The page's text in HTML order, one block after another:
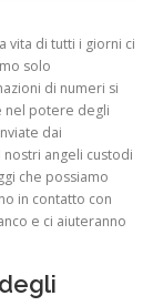
vita di tutti i giorni ci
solo
di numeri si
nel potere degli
dai
angeli custodi
che possiamo
in contatto con
e ci aiuteranno